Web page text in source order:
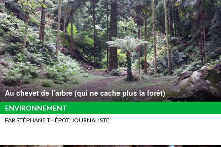
Au chevet de l’arbre (qui ne cache plus la forêt)
ENVIRONNEMENT
PAR STÉPHANE THÉPOT, JOURNALISTE